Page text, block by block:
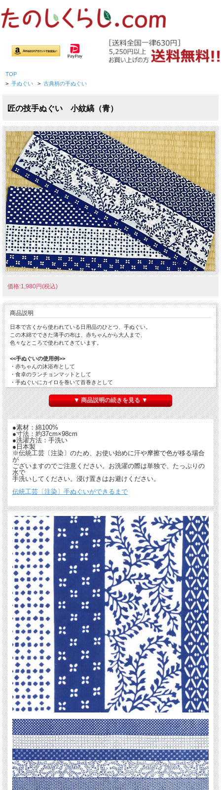
TOP
> 手ぬぐい > 古典柄の手ぬぐい
匠の技手ぬぐい 小紋縞（青）
価格:1,980円(税込)
商品説明
日本で古くから使われている日用品のひとつ、手ぬぐい。
この木綿でできた薄手の布は、赤ちゃんから大人まで、
色々なところで使われてきています。
<<手ぬぐいの使用例>>
・赤ちゃんの沐浴布として
・食卓のランチョンマットとして
・手ぬぐいにカイロを巻いて首巻きとして
・２枚あわせて暖簾として
・キーボードの埃よけとして
・外国の方へのおみやげとして …など
用途もありますし、包んだり、被ったり何でもあり。
綿布なので肌触りもよく、薄手なので乾きも早いと
１枚で何役もこなす使い勝手のよい布です。
この「小紋縞（青）」は、
日本橋の老舗・戸田屋商店に保管されている型紙のなかで、
現代では再現不可能なほど精緻な文様も多数あり、
その膨大な型紙の中より厳選し、染め上げた手ぬぐい。
『匠の技』シリーズとして作り上げました。
戸田屋商店
明治5年（1872年）創業、150年以上の老舗の手ぬぐい製造卸問屋さんです。
梨園染の名称で江戸の粋を製品にしています。
梨園染の手ぬぐいは、伝統工芸の〔注染〕という技法を用い
「伝統的な職人技」と「日本のいま」を染め上げた、こだわりの手ぬぐいです。
デザインにこだわり、手作りにこだわり、生地にこだわる。
日本に古くから伝わる手ぬぐいの良さを今に広めています。
戸田屋商店さんの手ぬぐいへのこだわり
▼ 商品説明の続きを見る ▼
●素材：綿100%
●寸法：約37cm×98cm
●洗濯方法：手洗い
●日本製
※伝統工芸〔注染〕のため、お使い始めに汗や摩擦で色が移る場合
が
ございますのでご注意ください。お洗濯の際は単独で、たっぷりの
水で
手洗いしてください。浸け置きはお避けください。
伝統工芸〔注染〕手ぬぐいができるまで